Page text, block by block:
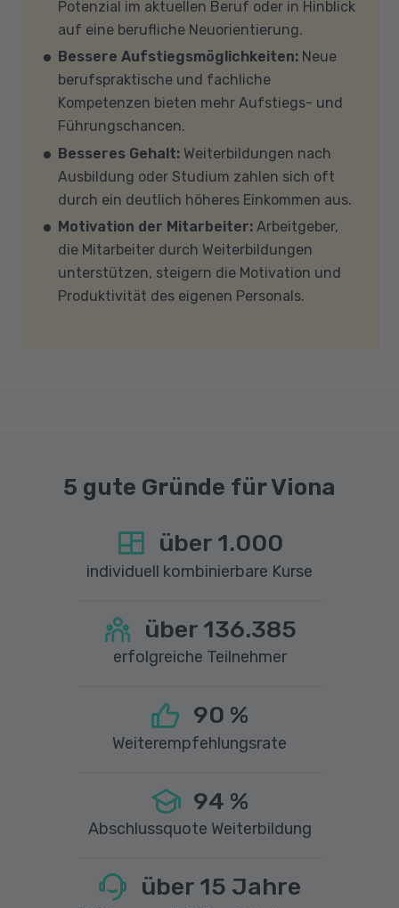
verschiedene Fördermöglichkeiten vor. Sehr
gerne beraten wir Sie auch in einem
persönlichen Gespräch zu diesem Thema.
meisten Fällen können wir Ihnen Leih-
Equipment zur Verfügung stellen. Sollten Sie
mit Ihren eigenen Geräten am Unterricht
teilnehmen, empfehlen wir PCs oder Laptops
mit Windows 10 oder Windows 11, mindestens 8
GB Arbeitsspeicher (RAM) und einem aktuellen
Mehrkern-Prozessor (CPU). Der Unterricht
findet in Microsoft Teams statt. Bitte achten
Sie darauf, dass Ihre Sicherheitsprogramme
und -einstellungen (Anti-Viren-Programme,
Firewalls etc.) die Verbindung mit MS Teams
nicht blockieren. Bitte beachten Sie außerdem,
dass für eine reibungslose Übertragung eine
Potenzial im aktuellen Beruf oder in Hinblick
auf eine berufliche Neuorientierung.
Bessere Aufstiegsmöglichkeiten: Neue
berufspraktische und fachliche
Kompetenzen bieten mehr Aufstiegs- und
Führungschancen.
Besseres Gehalt: Weiterbildungen nach
Ausbildung oder Studium zahlen sich oft
durch ein deutlich höheres Einkommen aus.
Motivation der Mitarbeiter: Arbeitgeber,
die Mitarbeiter durch Weiterbildungen
unterstützen, steigern die Motivation und
Produktivität des eigenen Personals.
5 gute Gründe für Viona
über 1.000
individuell kombinierbare Kurse
über 136.385
erfolgreiche Teilnehmer
90 %
Weiterempfehlungsrate
94 %
Abschlussquote Weiterbildung
über 15 Jahre